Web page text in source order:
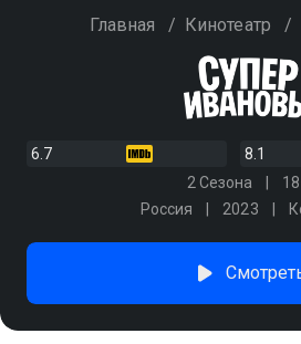
Главная / Кинотеатр /
6.7
8.1
2 Сезона
Россия
2023